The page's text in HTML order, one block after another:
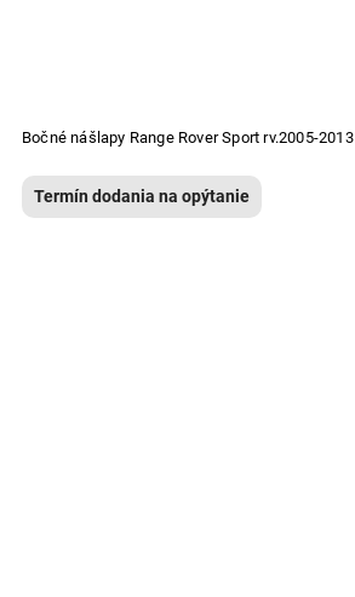
Bočné nášlapy Range Rover Sport rv.2005-2013
Termín dodania na opýtanie